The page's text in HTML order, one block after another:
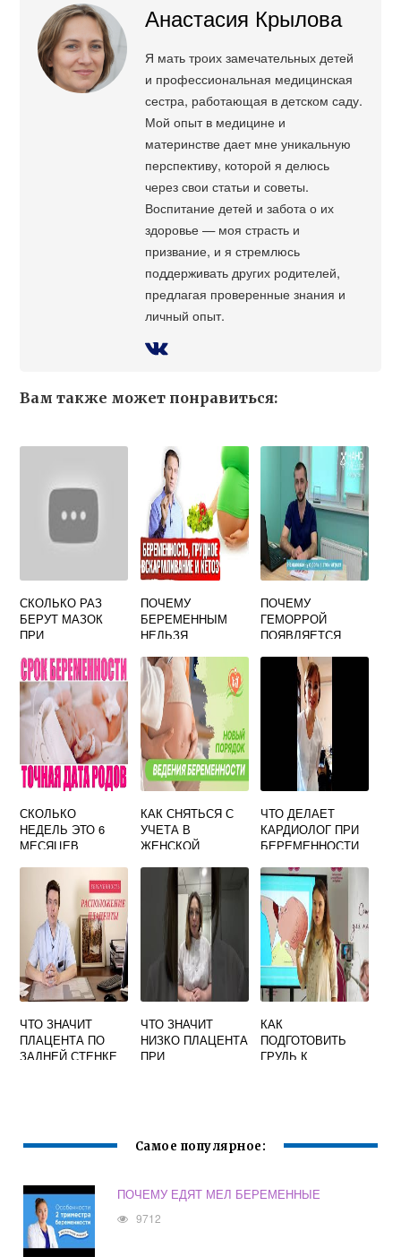
Анастасия Крылова
Я мать троих замечательных детей
и профессиональная медицинская
сестра, работающая в детском саду.
Мой опыт в медицине и
материнстве дает мне уникальную
перспективу, которой я делюсь
через свои статьи и советы.
Воспитание детей и забота о их
здоровье — моя страсть и
призвание, и я стремлюсь
поддерживать других родителей,
предлагая проверенные знания и
личный опыт.
Вам также может понравиться:
СКОЛЬКО РАЗ
БЕРУТ МАЗОК
ПРИ
В ЖЕНСКОЙ
КОНСУЛЬТАЦИИ
ПОЧЕМУ
БЕРЕМЕННЫМ
НЕЛЬЗЯ
ПОЧЕМУ
ГЕМОРРОЙ
ПОЯВЛЯЕТСЯ
БЕРЕМЕННОСТИ
СКОЛЬКО
НЕДЕЛЬ ЭТО 6
МЕСЯЦЕВ
КАК СНЯТЬСЯ С
УЧЕТА В
ЖЕНСКОЙ
БЕРЕМЕННОСТИ
ЧТО ДЕЛАЕТ
КАРДИОЛОГ ПРИ
БЕРЕМЕННОСТИ
ЧТО ЗНАЧИТ
ПЛАЦЕНТА ПО
ЗАДНЕЙ СТЕНКЕ
ЧТО ЗНАЧИТ
НИЗКО ПЛАЦЕНТА
ПРИ
КАК
ПОДГОТОВИТЬ
ГРУДЬ К
Самое популярное:
ПОЧЕМУ ЕДЯТ МЕЛ БЕРЕМЕННЫЕ
9712